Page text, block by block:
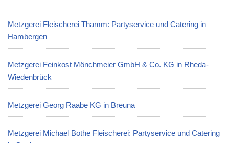
Metzgerei Fleischerei Thamm: Partyservice und Catering in
Hambergen
Metzgerei Feinkost Mönchmeier GmbH & Co. KG in Rheda-
Wiedenbrück
Metzgerei Georg Raabe KG in Breuna
Metzgerei Michael Bothe Fleischerei: Partyservice und Catering